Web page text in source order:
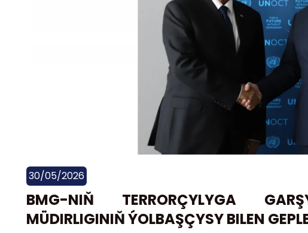
30/05/2026
BMG-NIŇ TERRORÇYLYGA
MÜDIRLIGINIŇ ÝOLBAŞÇYSY BILEN